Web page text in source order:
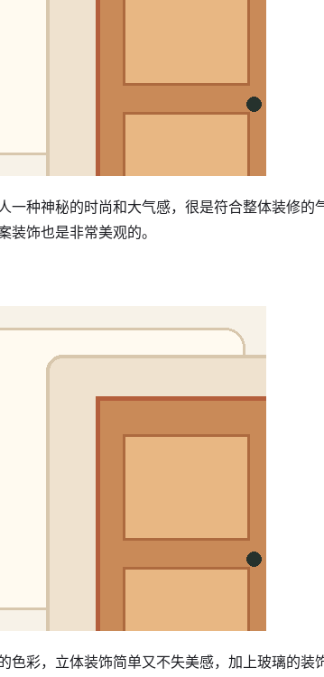
一种神秘的时尚和大气感，很是符合整体装修的
饰也是非常美观的。
色彩，立体装饰简单又不失美感，加上玻璃的装